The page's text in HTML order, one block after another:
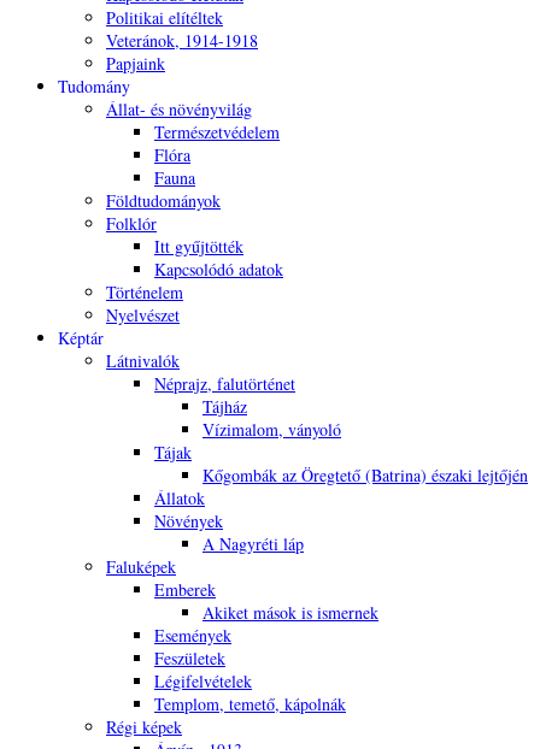
Politikai elítéltek
Veteránok, 1914-1918
Papjaink
Tudomány
Állat- és növényvilág
Természetvédelem
Flóra
Fauna
Földtudományok
Folklór
Itt gyűjtötték
Kapcsolódó adatok
Történelem
Nyelvészet
Képtár
Látnivalók
Néprajz, falutörténet
Tájház
Vízimalom, ványoló
Tájak
Kőgombák az Öregtető (Batrina) északi lejtőjén
Állatok
Növények
A Nagyréti láp
Faluképek
Emberek
Akiket mások is ismernek
Események
Feszületek
Légifelvételek
Templom, temető, kápolnák
Régi képek